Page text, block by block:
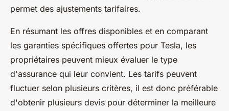
permet des ajustements tarifaires.
En résumant les offres disponibles et en comparant
les garanties spécifiques offertes pour Tesla, les
propriétaires peuvent mieux évaluer le type
d'assurance qui leur convient. Les tarifs peuvent
fluctuer selon plusieurs critères, il est donc préférable
d'obtenir plusieurs devis pour déterminer la meilleure